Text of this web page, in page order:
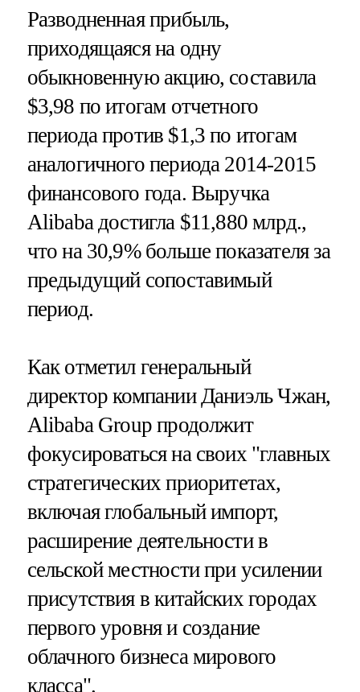
Разводненная прибыль,
приходящаяся на одну
обыкновенную акцию, составила
$3,98 по итогам отчетного
периода против $1,3 по итогам
аналогичного периода 2014-2015
финансового года. Выручка
Alibaba достигла $11,880 млрд.,
что на 30,9% больше показателя за
предыдущий сопоставимый
период.
Как отметил генеральный
директор компании Даниэль Чжан,
Alibaba Group продолжит
фокусироваться на своих "главных
стратегических приоритетах,
включая глобальный импорт,
расширение деятельности в
сельской местности при усилении
присутствия в китайских городах
первого уровня и создание
облачного бизнеса мирового
класса".